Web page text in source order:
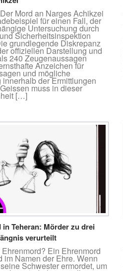
Mord an Narges Achikzei
für einen Fall, der
Untersuchung durch
Sicherheitsinspektion
grundlegende Diskrepanz
offiziellen Darstellung und
240 Zeugenaussagen
Anzeichen für
und mögliche
innerhalb der Ermittlungen
muss in dieser
[…]
in Teheran: Mörder zu drei
verurteilt
Ein Ehrenmord
im Namen der Ehre. Wenn
Schwester ermordet, um